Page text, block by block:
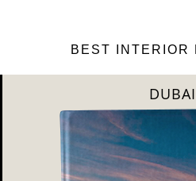
BEST INTERIOR
DUBAI